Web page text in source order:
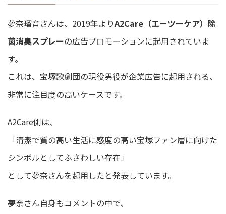
夢奈瑠音さんは、2019年よりA2Care（エーツーケア）除
菌消臭スプレーの広告プロモーションに起用されていま
す。
これは、宝塚歌劇団の現役男役が企業広告に起用される、
非常に注目度の高いケースです。
A2Care側は、
「清潔で質の高い生活に感度の高い宝塚ファン層に向けた
シンボルとしてふさわしい存在」
として夢奈さんを起用したと発表しています。
夢奈さん自身もコメントの中で、